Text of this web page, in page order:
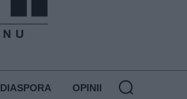
DIASPORA OPINII